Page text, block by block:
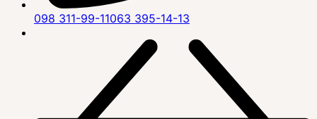
098 311-99-11063 395-14-13